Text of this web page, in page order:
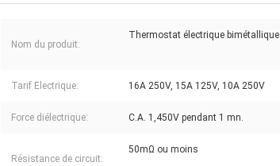
Nom du produit:
Thermostat électrique bimétallique
Tarif Electrique: 16A 250V, 15A 125V, 10A 250V
Force diélectrique: C.A. 1,450V pendant 1 mn.
Résistance de circuit:
50mΩ ou moins